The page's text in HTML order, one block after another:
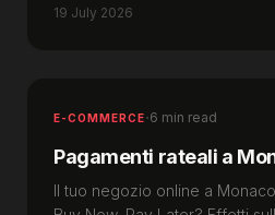
19 July 2026
E-COMMERCE·6 min read
Pagamenti rateali a
Il tuo negozio online a